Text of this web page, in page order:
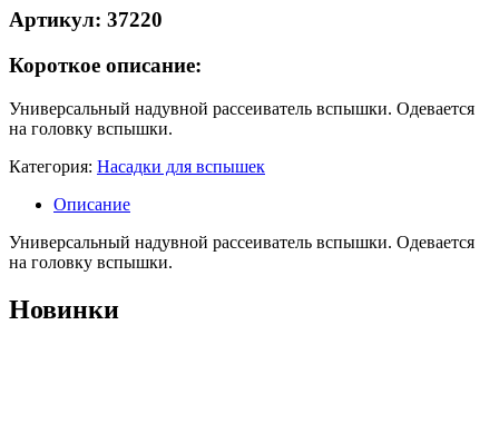
Артикул: 37220
Короткое описание:
Универсальный надувной рассеиватель вспышки. Одевается
на головку вспышки.
Категория: Насадки для вспышек
Описание
Универсальный надувной рассеиватель вспышки. Одевается
на головку вспышки.
Новинки